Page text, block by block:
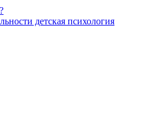
детская психология